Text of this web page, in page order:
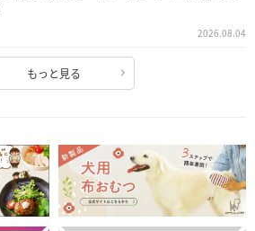
2026.08.04
もっと見る